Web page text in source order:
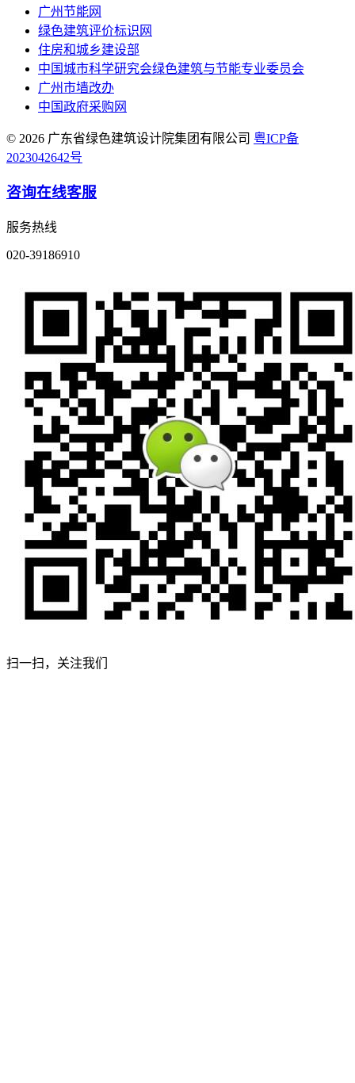
广州节能网
绿色建筑评价标识网
住房和城乡建设部
中国城市科学研究会绿色建筑与节能专业委员会
广州市墙改办
中国政府采购网
© 2026 广东省绿色建筑设计院集团有限公司 粤ICP备
2023042642号
咨询在线客服
服务热线
020-39186910
扫一扫，关注我们